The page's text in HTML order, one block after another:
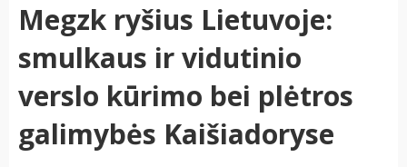
Megzk ryšius Lietuvoje:
smulkaus ir vidutinio
verslo kūrimo bei plėtros
galimybės Kaišiadoryse